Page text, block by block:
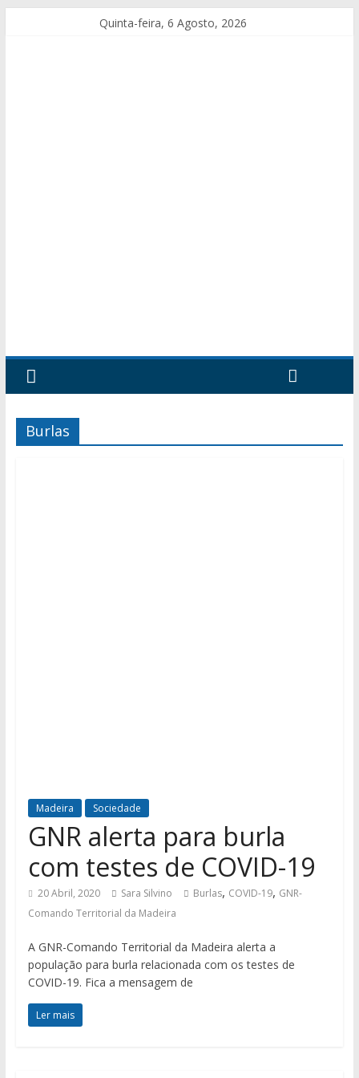
Quinta-feira, 6 Agosto, 2026
Burlas
Madeira Sociedade
GNR alerta para burla
com testes de COVID-19
20 Abril, 2020 Sara Silvino Burlas, COVID-19, GNR-
Comando Territorial da Madeira
A GNR-Comando Territorial da Madeira alerta a
população para burla relacionada com os testes de
COVID-19. Fica a mensagem de
Ler mais